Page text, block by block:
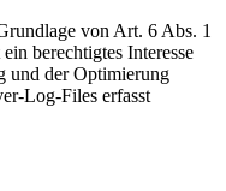
von Art. 6 Abs. 1
berechtigtes Interesse
und der Optimierung
Log-Files erfasst